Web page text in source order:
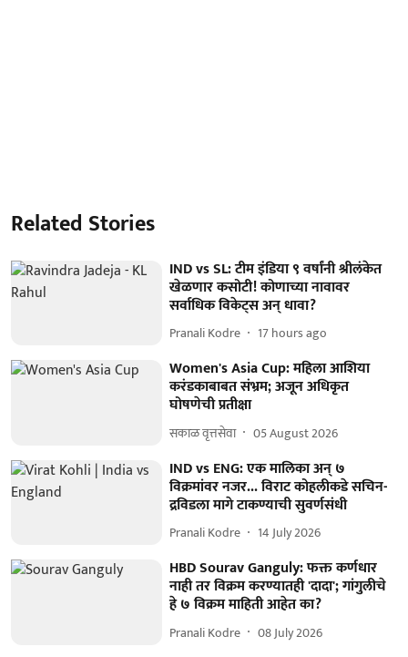
Related Stories
IND vs SL: टीम इंडिया ९ वर्षांनी श्रीलंकेत
खेळणार कसोटी! कोणाच्या नावावर
सर्वाधिक विकेट्स अन् धावा?
Pranali Kodre 17 hours ago
Women's Asia Cup: महिला आशिया
करंडकाबाबत संभ्रम; अजून अधिकृत
घोषणेची प्रतीक्षा
सकाळ वृत्तसेवा 05 August 2026
IND vs ENG: एक मालिका अन् ७
विक्रमांवर नजर... विराट कोहलीकडे सचिन-
द्रविडला मागे टाकण्याची सुवर्णसंधी
Pranali Kodre 14 July 2026
HBD Sourav Ganguly: फक्त कर्णधार
नाही तर विक्रम करण्यातही 'दादा'; गांगुलीचे
हे ७ विक्रम माहिती आहेत का?
Pranali Kodre 08 July 2026